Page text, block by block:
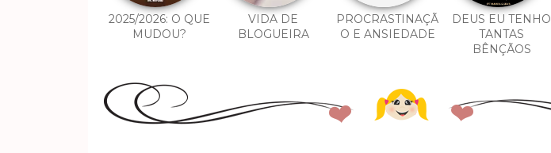
2025/2026: O QUE
MUDOU?
VIDA DE
BLOGUEIRA
PROCRASTINAÇÃ
O E ANSIEDADE
DEUS EU TENHO
TANTAS
BÊNÇÃOS